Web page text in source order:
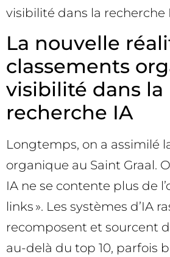
visibilité dans la recherche
La nouvelle
classements
visibilité dans la
recherche IA
Longtemps, on a assimilé
organique au Saint Graal.
IA ne se contente plus de
links ». Les systèmes d’IA
recomposent et sourcent
au-delà du top 10, parfois